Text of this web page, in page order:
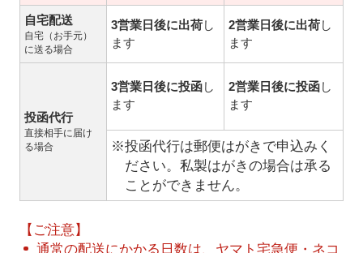
自宅配送
自宅（お手元）
に送る場合
3営業日後に出荷し
ます
2営業日後に出荷し
ます
投函代行
直接相手に届け
る場合
3営業日後に投函し
ます
2営業日後に投函し
ます
※投函代行は郵便はがきで申込みく
ださい。私製はがきの場合は承る
ことができません。
【ご注意】
通常の配送にかかる日数は、ヤマト宅急便・ネコ